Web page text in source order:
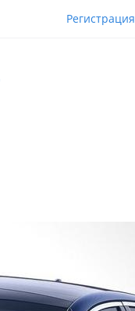
Регистрация